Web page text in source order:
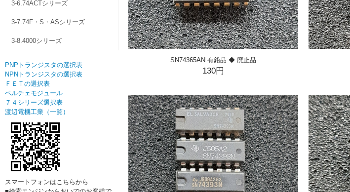
3-6.74ACTシリーズ
3-7.74F・S・ASシリーズ
3-8.4000シリーズ
PNPトランジスタの選択表
NPNトランジスタの選択表
ＦＥＴの選択表
ペルチェモジュール
７４シリーズ選択表
渡辺電機工業（一覧）
スマートフォンはこちらから
SN74365AN 有鉛品 ◆ 廃止品
130円